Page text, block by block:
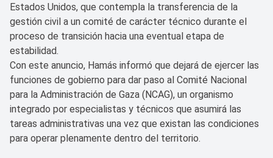
Estados Unidos, que contempla la transferencia de la
gestión civil a un comité de carácter técnico durante el
proceso de transición hacia una eventual etapa de
estabilidad.
Con este anuncio, Hamás informó que dejará de ejercer las
funciones de gobierno para dar paso al Comité Nacional
para la Administración de Gaza (NCAG), un organismo
integrado por especialistas y técnicos que asumirá las
tareas administrativas una vez que existan las condiciones
para operar plenamente dentro del territorio.